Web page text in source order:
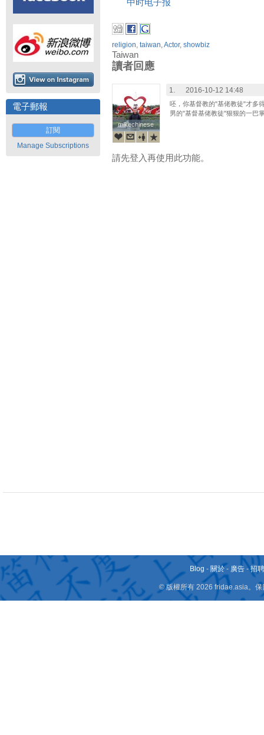
電子郵報
訂閱
Manage Subscriptions
中时电子报
religion, taiwan,Actor, showbiz
Taiwan
讀者回應
mikechinese
mikechinese
1. 2016-10-12 14:48
呸，你基督教的"基佬教徒"才多
男的"基督基佬教徒"狠狠的一巴
請先登入再使用此功能。
Blog - 關於 - 廣告 -招
© 版權所有 2026 fridae.asia。